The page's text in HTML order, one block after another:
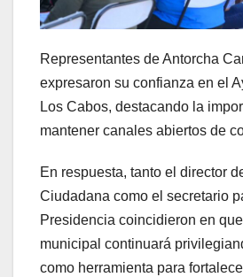
Representantes de Antorcha
expresaron su confianza en el
Los Cabos, destacando la
mantener canales abiertos de
En respuesta, tanto el director
Ciudadana como el secretario
Presidencia coincidieron en
municipal continuará
como herramienta para